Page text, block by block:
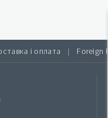
і оплата | Foreign